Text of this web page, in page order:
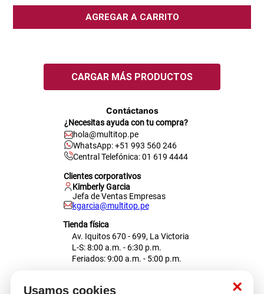
×
Usamos cookies
AGREGAR A CARRITO
Contáctanos
¿Necesitas ayuda con tu compra?
hola@multitop.pe
WhatsApp: +51 993 560 246
Central Telefónica: 01 619 4444
Clientes corporativos
Kimberly Garcia
Jefa de Ventas Empresas
kgarcia@multitop.pe
Tienda física
Av. Iquitos 670 - 699, La Victoria
L-S: 8:00 a.m. - 6:30 p.m.
Feriados: 9:00 a.m. - 5:00 p.m.